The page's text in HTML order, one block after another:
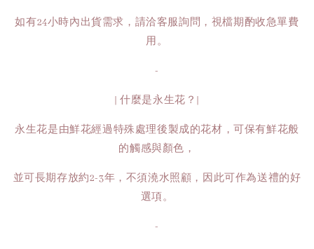
如有24小時內出貨需求，請洽客服詢問，視檔期酌收急單費
用。
-
| 什麼是永生花？|
永生花是由鮮花經過特殊處理後製成的花材，可保有鮮花般
的觸感與顏色，
並可長期存放約2-3年，不須澆水照顧，因此可作為送禮的好
選項。
-